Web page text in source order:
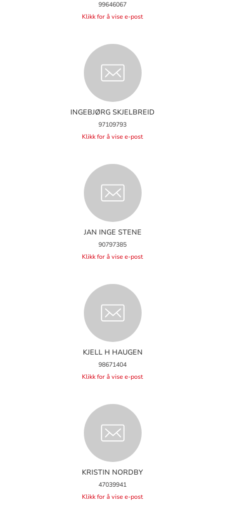
99646067
Klikk for å vise e-post
INGEBJØRG SKJELBREID
97109793
Klikk for å vise e-post
JAN INGE STENE
90797385
Klikk for å vise e-post
KJELL H HAUGEN
98671404
Klikk for å vise e-post
KRISTIN NORDBY
47039941
Klikk for å vise e-post